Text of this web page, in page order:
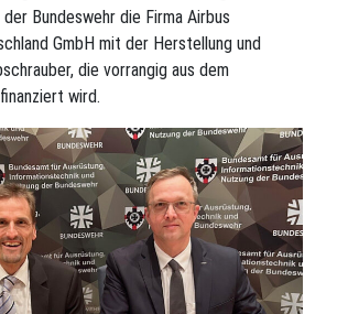
Bundeswehr die Firma Airbus
GmbH mit der Herstellung und
die vorrangig aus dem
wird.